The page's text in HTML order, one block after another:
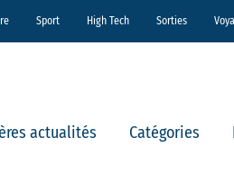
Sport High Tech Sorties
actualités Catégories